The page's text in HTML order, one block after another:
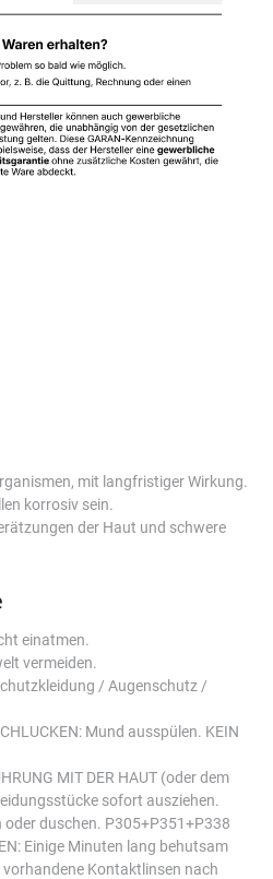
mit langfristiger Wirkung.
korrosiv sein.
der Haut und schwere
einatmen.
vermeiden.
/ Augenschutz /
Mund ausspülen. KEIN
MIT DER HAUT (oder dem
sofort ausziehen.
duschen. P305+P351+P338
Einige Minuten lang behutsam
Kontaktlinsen nach